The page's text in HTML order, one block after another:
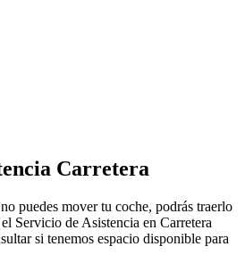
Carretera
puedes mover tu coche, podrás traerlo
Servicio de Asistencia en Carretera
si tenemos espacio disponible para